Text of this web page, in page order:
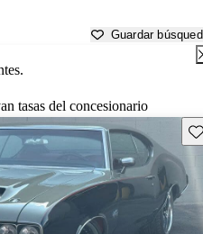
Guardar
tasas del concesionario